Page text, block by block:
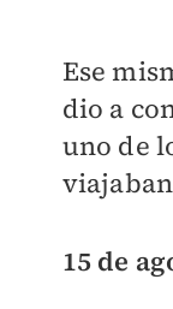
Ese
dio a
uno de
15 de